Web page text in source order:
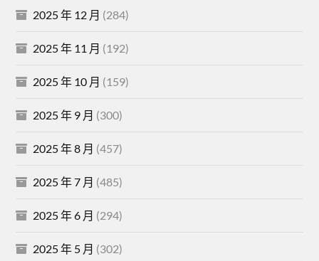
2025 年 12 月 (284)
2025 年 11 月 (192)
2025 年 10 月 (159)
2025 年 9 月 (300)
2025 年 8 月 (457)
2025 年 7 月 (485)
2025 年 6 月 (294)
2025 年 5 月 (302)